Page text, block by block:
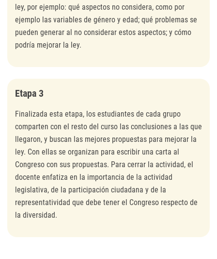
ley, por ejemplo: qué aspectos no considera, como por
ejemplo las variables de género y edad; qué problemas se
pueden generar al no considerar estos aspectos; y cómo
podría mejorar la ley.
Etapa 3
Finalizada esta etapa, los estudiantes de cada grupo
comparten con el resto del curso las conclusiones a las que
llegaron, y buscan las mejores propuestas para mejorar la
ley. Con ellas se organizan para escribir una carta al
Congreso con sus propuestas. Para cerrar la actividad, el
docente enfatiza en la importancia de la actividad
legislativa, de la participación ciudadana y de la
representatividad que debe tener el Congreso respecto de
la diversidad.